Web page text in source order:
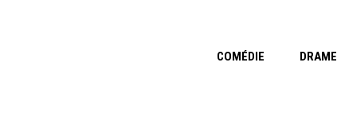
COMÉDIE DRAME